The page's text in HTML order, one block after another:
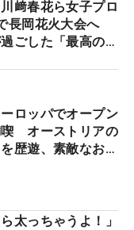
﨑春花ら女子プロ
長岡花火大会へ
ごした「最高の夏
ロッパでオープン
喫 オーストリアの
歴遊、素敵なお土
太っちゃうよ！」